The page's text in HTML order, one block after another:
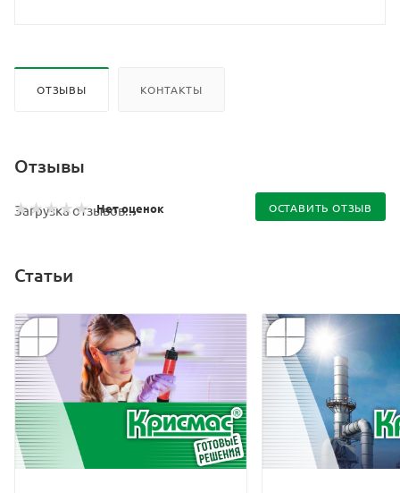
ОТЗЫВЫ КОНТАКТЫ
Отзывы
Нет оценок ОСТАВИТЬ ОТЗЫВ
Загрузка отзывов...
Статьи